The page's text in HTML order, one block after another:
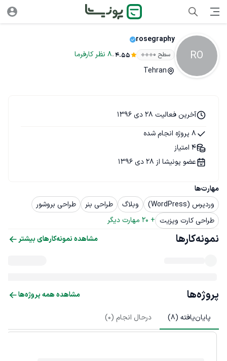
RO
rosegraphy
سطح ۰ 4.55
.
8 نظر کارفرما
Tehran
مهارت‌ها
وردپرس (WordPress)
وبلاگ طراحی بنر
طراحی بروشور
طراحی کارت ویزیت +
20 مهارت دیگر
آخرین فعالیت 28 دی 1396
8 پروژه انجام شده
4 امتیاز
عضو پونیشا از 28 دی 1396
نمونه‌کارها مشاهده نمونه‌کارهای بیشتر
پروژه‌ها مشاهده همه پروژه‌ها
پایان‌یافته (8
) درحال انجام (0
)